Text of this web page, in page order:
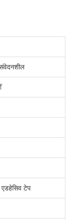
एडहेसिव टेप